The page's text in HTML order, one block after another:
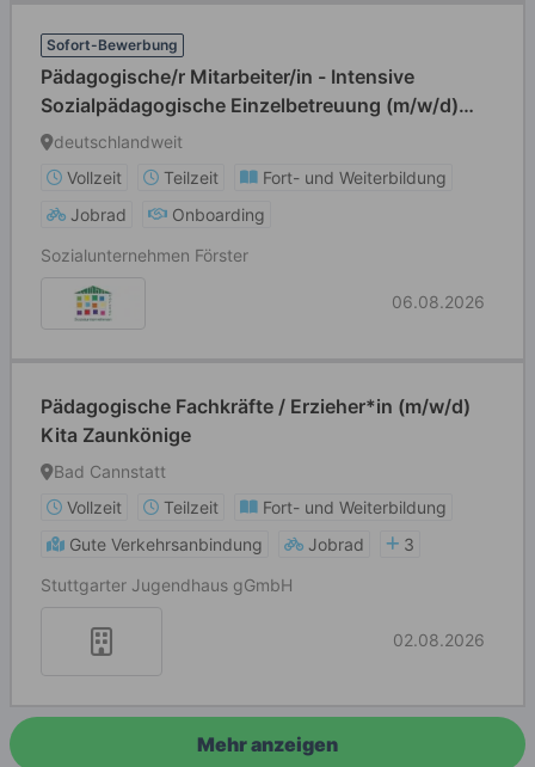
Sofort-Bewerbung
Pädagogische/r Mitarbeiter/in - Intensive
Sozialpädagogische Einzelbetreuung (m/w/d)
Teilzeit
deutschlandweit
Vollzeit
Teilzeit
Fort- und Weiterbildung
Jobrad
Onboarding
Sozialunternehmen Förster
06.08.2026
Pädagogische Fachkräfte / Erzieher*in (m/w/d)
Kita Zaunkönige
Bad Cannstatt
Vollzeit
Teilzeit
Fort- und Weiterbildung
Gute Verkehrsanbindung
Jobrad
3
Stuttgarter Jugendhaus gGmbH
02.08.2026
Mehr anzeigen